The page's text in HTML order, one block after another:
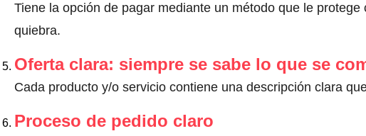
Tiene la opción de pagar mediante un método que le
quiebra.
Oferta clara: siempre se sabe lo que se
Cada producto y/o servicio contiene una descripción clara
Proceso de pedido claro